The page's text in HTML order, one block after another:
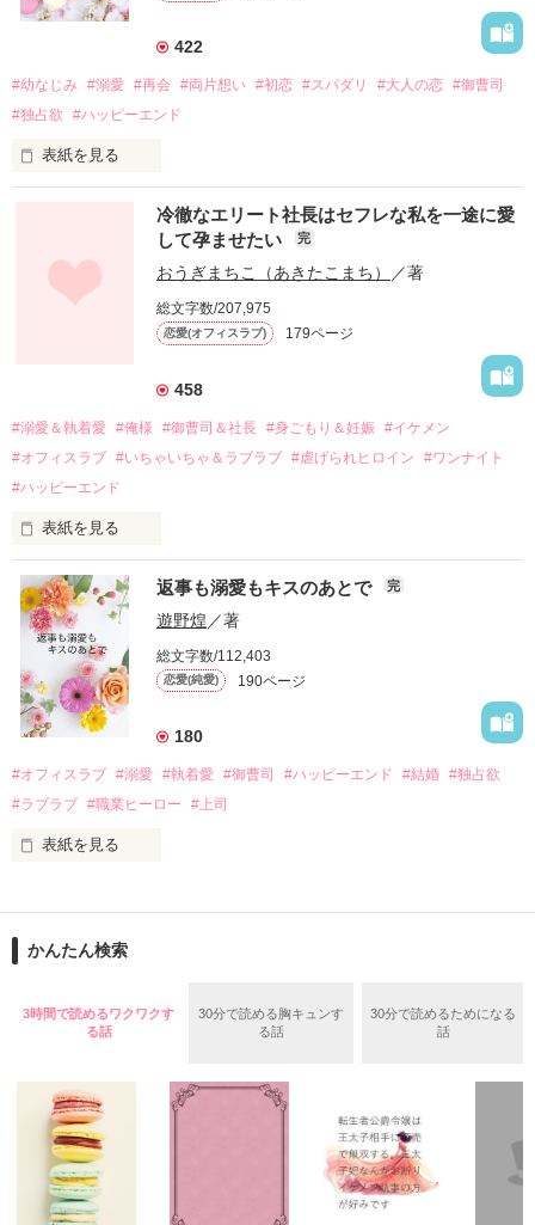
422
#幼なじみ #溺愛 #再会 #両片想い #初恋 #スパダリ #大人の恋 #御曹司
#独占欲
#ハッピーエンド
表紙を見る
幼なじみの哲平に淡い恋心を抱いていた美桜。
しかし、ある出来事をきっかけに二人の関係は壊れてしまう。
関係修復もできないまま、美桜は両親の離婚によって
引っ越すことになり、哲平とも離れ離れになった。
それから約十二年後。
過去の傷から、二度と会いたくないと思っていた哲平に
運命のような再会を果たす。
酔った勢いで一夜を共にしてしまった。
さらに、美桜が初めてだと知った哲平は
『責任をとる、結婚しよう』と真っ直ぐに告げてきた。
戸惑う美桜とは裏腹に、好きという気持ちを隠すことなく
甘やかしてくる。
そんなある日、哲平は美桜がストーカー被害に
遭っていることを知る。
美桜を守るため、哲平は同居を提案してきて――。
夏木美桜(なつきみお)
鳴海哲平 (なるみてっぺい)
2026.6.5～2026.7.25
＊以前、公開していた話の改稿版です＊
冷徹なエリート社長はセフレな私を一途に愛
して孕ませたい
完
おうぎまちこ（あきたこまち） ／著
総文字数/207,975
恋愛(オフィスラブ) 179ページ
458
#溺愛＆執着愛 #俺様 #御曹司＆社長 #身ごもり＆妊娠 #イケメン
#オフィスラブ #いちゃいちゃ＆ラブラブ #虐げられヒロイン
#ワンナイト
#ハッピーエンド
表紙を見る
おかしな噂を流されて前の職場でうまくいかなかった梅田美
桜は、海外で傷心旅行をしていたところ、日本人美青年と出会
い、酒の勢いもあり一夜限りの関係となる。
帰国後、美桜は新しい職場でワンナイトした美青年と再会。
なんと彼の正体は、とある財閥御曹司にも関わらず、一族を離
れて起業した新進気鋭の実業家、社内でも冷徹だと評判な社長
――御影恭司その人だったのだ――！
なぜか恭司から飼い猫の世話係を命じられた美桜は、猫の世
の関係となってしまい――？
返事も溺愛もキスのあとで 完
遊野煌 ／著
総文字数/112,403
恋愛(純愛) 190ページ
180
#オフィスラブ #溺愛 #執着愛 #御曹司 #ハッピーエンド #結婚 #独占欲
#ラブラブ #職業ヒーロー #上司
表紙を見る
ションの企画戦略室で働いている。
めた、同期で恋人の石垣守（26）がいるのだが、後輩の姫原由
いた。
守と由羅から『便利屋雛子』と馬鹿にされ、一人こっそり泣い
た上、同居まで提案してきて──？
鷹哉『宜しくな、俺の雛子』🦅
雛子『俺の……ひぃ、雛子？！！！』🐥
シゴデキで冷徹な上司が見せる素顔は、なぜか想像以上に甘く
かんたん検索
3時間で読めるワクワクす
る話
30分で読める胸キュンす
る話
30分で読めるためになる
話